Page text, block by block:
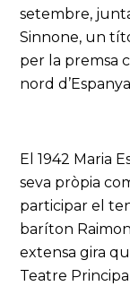
setembre,
Sinnone, un
per la premsa
nord
El 1942 Maria
seva pròpia
participar el
baríton
extensa gira
Teatre